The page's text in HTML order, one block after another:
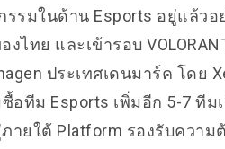
รมในด้าน Esports อยู่แล้วอ
ไทย และเข้ารอบ
ประเทศเดนมาร์ค โดย
อทีม Esports เพิ่มอีก 5-7 ทีม
ายใต้ Platform รองรับความ